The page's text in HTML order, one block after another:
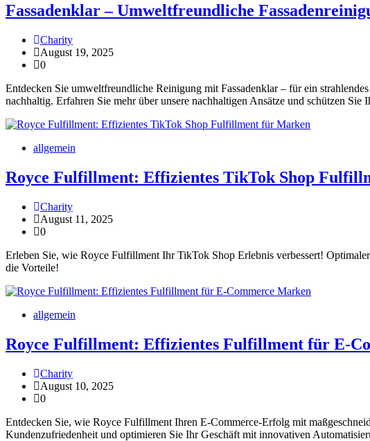
Fassadenklar – Umweltfreundliche
Charity
August 19, 2025
0
Entdecken Sie umweltfreundliche Reinigung mit Fassadenklar – für ein
nachhaltig. Erfahren Sie mehr über unsere nachhaltigen Ansätze und schützen Sie
allgemein
Royce Fulfillment: Effizientes TikTok Shop
Charity
August 11, 2025
0
Erleben Sie, wie Royce Fulfillment Ihr TikTok Shop Erlebnis verbessert!
die Vorteile!
allgemein
Royce Fulfillment: Effizientes Fulfillment für E-
Charity
August 10, 2025
0
Entdecken Sie, wie Royce Fulfillment Ihren E-Commerce-Erfolg mit
Kundenzufriedenheit und optimieren Sie Ihr Geschäft mit innovativen